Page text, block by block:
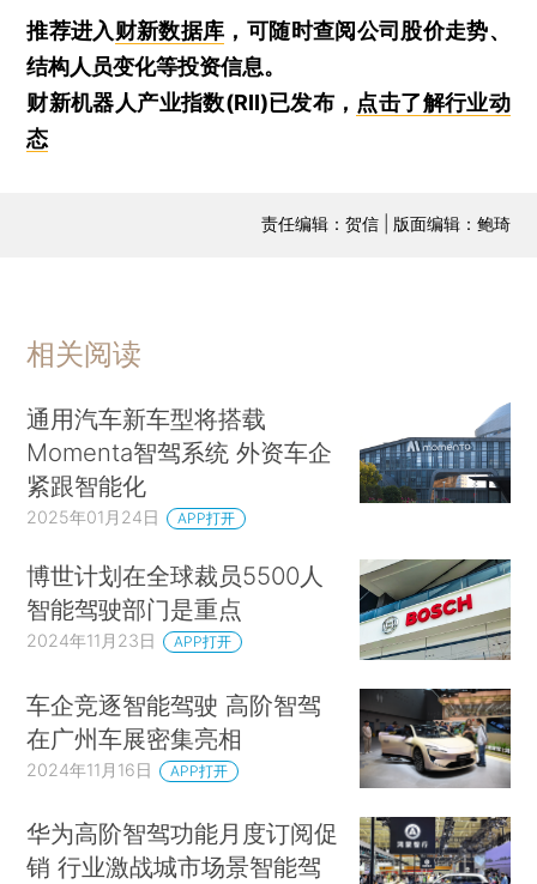
推荐进入财新数据库 ，可随时查阅公司股价走势、
结构人员变化等投资信息。
财新机器人产业指数(RII)已发布， 点击了解行业动
态
责任编辑：贺信 | 版面编辑：鲍琦
相关阅读
通用汽车新车型将搭载
Momenta智驾系统 外资车企
紧跟智能化
2025年01月24日 APP打开
博世计划在全球裁员5500人
智能驾驶部门是重点
2024年11月23日 APP打开
车企竞逐智能驾驶 高阶智驾
在广州车展密集亮相
2024年11月16日 APP打开
华为高阶智驾功能月度订阅促
销 行业激战城市场景智能驾